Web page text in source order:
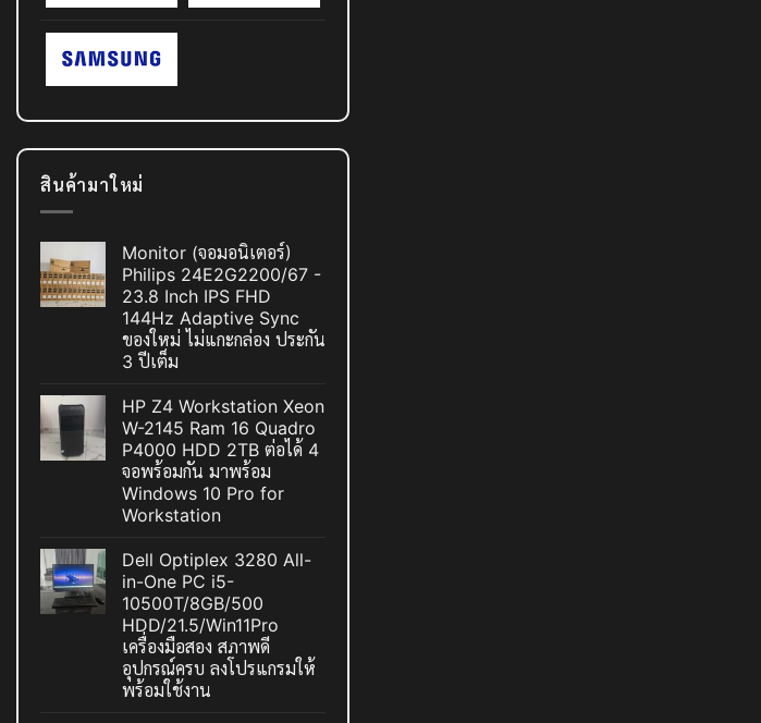
สินค้ามาใหม่
Monitor (จอมอนิเตอร์)
Philips 24E2G2200/67 -
23.8 Inch IPS FHD
144Hz Adaptive Sync
ของใหม่ ไม่แกะกล่อง ประกัน
3 ปีเต็ม
HP Z4 Workstation Xeon
W-2145 Ram 16 Quadro
P4000 HDD 2TB ต่อได้ 4
จอพร้อมกัน มาพร้อม
Windows 10 Pro for
Workstation
Dell Optiplex 3280 All-
in-One PC i5-
10500T/8GB/500
HDD/21.5/Win11Pro
เครื่องมือสอง สภาพดี
อุปกรณ์ครบ ลงโปรแกรมให้
พร้อมใช้งาน